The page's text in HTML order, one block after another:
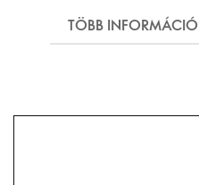
TÖBB INFORMÁCIÓ